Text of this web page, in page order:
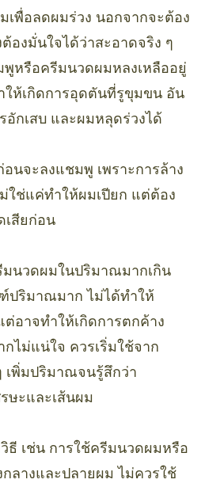
เพื่อลดผมร่วง นอกจากจะต้อง
องมั่นใจได้ว่าสะอาดจริง ๆ
หรือครีมนวดผมหลงเหลืออยู่
ให้เกิดการอุดตันที่รูขุมขน อัน
อักเสบ และผมหลุดร่วงได้
นจะลงแชมพู เพราะการล้าง
ใช่แค่ทำให้ผมเปียก แต่ต้อง
เสียก่อน
นวดผมในปริมาณมากเกิน
ปริมาณมาก ไม่ได้ทำให้
อาจทำให้เกิดการตกค้าง
ไม่แน่ใจ ควรเริ่มใช้จาก
พิ่มปริมาณจนรู้สึกว่า
ะและเส้นผม
เช่น การใช้ครีมนวดผมหรือ
ลางและปลายผม ไม่ควรใช้